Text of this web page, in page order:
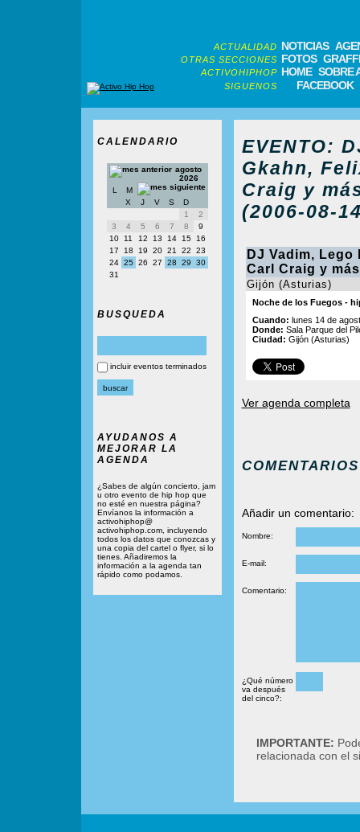
ACTUALIDAD NOTICIAS
OTRAS SECCIONES FOTOS
ACTIVOHIPHOP HOME SOBRE
SIGUENOS FACEBOOK
CALENDARIO
agosto
2026
L
M
X
J V S
D
1
2
3
4 5 6 7 8
9
10
11 12 13 14 15
16
17
18 19 20 21 22
23
24 25 26 27 28 29
30
31
BUSQUEDA
incluir eventos terminados
AYUDANOS A
MEJORAR LA
AGENDA
¿Sabes de algún concierto, jam
u otro evento de hip hop que
no esté en nuestra página?
Envíanos la información a
activohiphop@
activohiphop.com, incluyendo
todos los datos que conozcas y
una copia del cartel o flyer, si lo
tienes. Añadiremos la
información a la agenda tan
rápido como podamos.
EVENTO:
Gkahn,
Craig y
(2006-08-
DJ Vadim,
Carl Craig y más
Gijón (Asturias)
Noche de los Fuegos -
Cuando: lunes 14 de
Donde: Sala Parque del
Ciudad: Gijón (Asturias)
Ver agenda completa
COMENTARIOS
Añadir un comentario:
Nombre:
E-mail:
Comentario:
¿Qué número
va después
del cinco?:
IMPORTANTE:
relacionada con el